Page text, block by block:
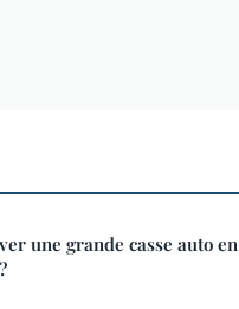
une grande casse auto en